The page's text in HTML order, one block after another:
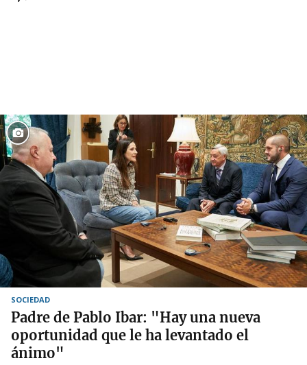
SOCIEDAD
Padre de Pablo Ibar: "Hay una nueva
oportunidad que le ha levantado el
ánimo"